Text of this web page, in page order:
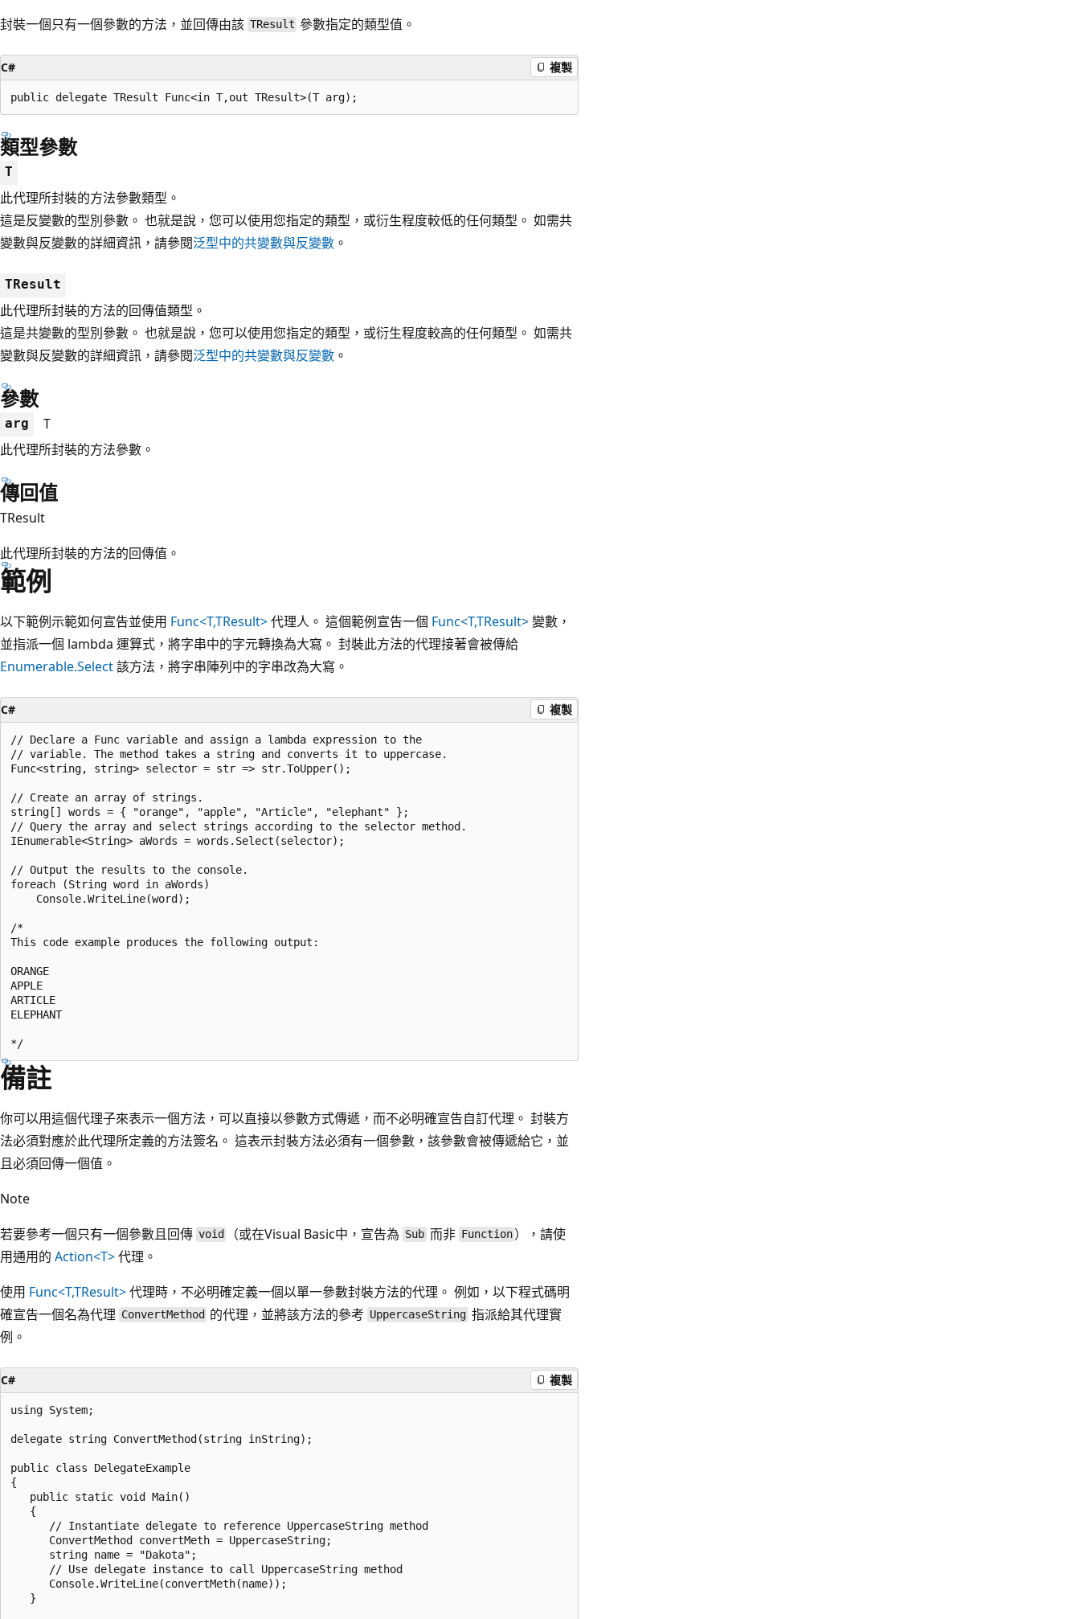
封裝一個只有一個參數的方法，並回傳由該 TResult 參數指定的類型值。
C# 複製
public delegate TResult Func<in T,out TResult>(T arg);
類型參數
T
此代理所封裝的方法參數類型。
這是反變數的型別參數。 也就是說，您可以使用您指定的類型，或衍生程度較低的任何類型。 如需共
變數與反變數的詳細資訊，請參閱泛型中的共變數與反變數 。
TResult
此代理所封裝的方法的回傳值類型。
這是共變數的型別參數。 也就是說，您可以使用您指定的類型，或衍生程度較高的任何類型。 如需共
變數與反變數的詳細資訊，請參閱泛型中的共變數與反變數 。
參數
arg
T
此代理所封裝的方法參數。
傳回值
TResult
此代理所封裝的方法的回傳值。
範例
以下範例示範如何宣告並使用 Func<T,TResult>代理人。 這個範例宣告一個 Func<T,TResult>變數，
並指派一個 lambda 運算式，將字串中的字元轉換為大寫。 封裝此方法的代理接著會被傳給
Enumerable.Select該方法，將字串陣列中的字串改為大寫。
C# 複製
// Declare a Func variable and assign a lambda expression to the
// variable. The method takes a string and converts it to uppercase.
Func<string, string> selector = str => str.ToUpper();
// Create an array of strings.
string[] words = { "orange", "apple", "Article", "elephant" };
// Query the array and select strings according to the selector method.
IEnumerable<String> aWords = words.Select(selector);
// Output the results to the console.
foreach (String word in aWords)
    Console.WriteLine(word);
/*
This code example produces the following output:
ORANGE
APPLE
ARTICLE
ELEPHANT
備註
你可以用這個代理子來表示一個方法，可以直接以參數方式傳遞，而不必明確宣告自訂代理。 封裝方
法必須對應於此代理所定義的方法簽名。 這表示封裝方法必須有一個參數，該參數會被傳遞給它，並
且必須回傳一個值。
Note
若要參考一個只有一個參數且回傳 void （或在Visual Basic中，宣告為 Sub而非 Function ），請使
用通用的 Action<T>代理。
使用 Func<T,TResult>代理時，不必明確定義一個以單一參數封裝方法的代理。 例如，以下程式碼明
確宣告一個名為代理 ConvertMethod 的代理，並將該方法的參考 UppercaseString 指派給其代理實
例。
C# 複製
using System;
delegate string ConvertMethod(string inString);
public class DelegateExample
{
   public static void Main()
   {
      // Instantiate delegate to reference UppercaseString method
      ConvertMethod convertMeth = UppercaseString;
      string name = "Dakota";
      // Use delegate instance to call UppercaseString method
      Console.WriteLine(convertMeth(name));
   }